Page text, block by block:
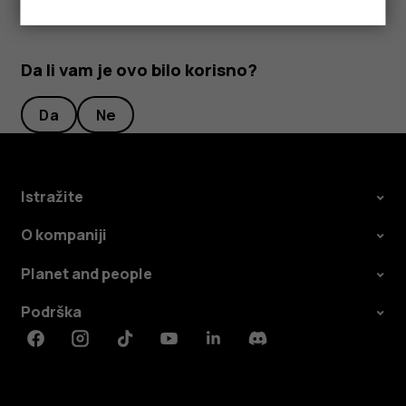
Da li vam je ovo bilo korisno?
Da Ne
Istražite
O kompaniji
Planet and people
Podrška
FacebookInstagramTiktokYoutubeLinkedinDiscord